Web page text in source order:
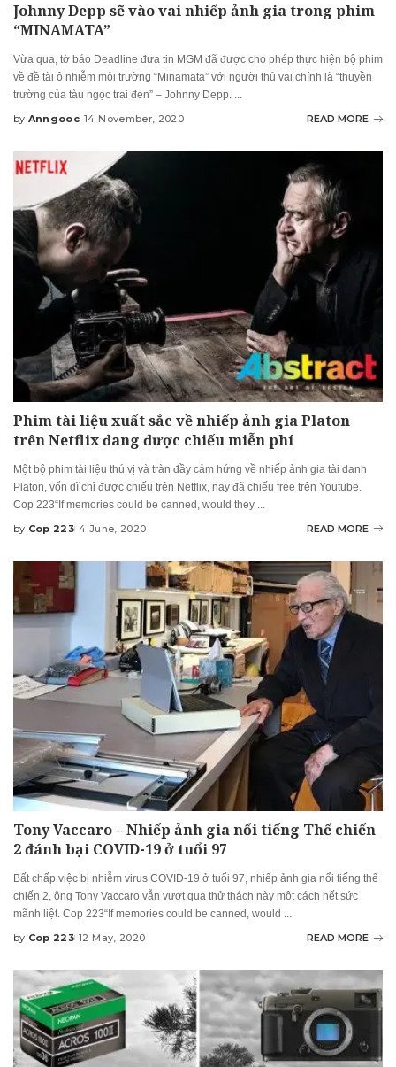
Johnny Depp sẽ vào vai nhiếp ảnh gia trong phim
“MINAMATA”
Vừa qua, tờ báo Deadline đưa tin MGM đã được cho phép thực hiện bộ phim
về đề tài ô nhiễm môi trường “Minamata” với người thủ vai chính là “thuyền
trường của tàu ngọc trai đen” – Johnny Depp. ...
Posted
by Anngooc 14 November, 2020 READ MORE
Phim tài liệu xuất sắc về nhiếp ảnh gia Platon
trên Netflix đang được chiếu miễn phí
Một bộ phim tài liệu thú vị và tràn đầy cảm hứng về nhiếp ảnh gia tài danh
Platon, vốn dĩ chỉ được chiếu trên Netflix, nay đã chiếu free trên Youtube.
Cop 223“If memories could be canned, would they
Posted
by Cop 223 4 June, 2020 READ MORE
Tony Vaccaro – Nhiếp ảnh gia nổi tiếng Thế chiến
2 đánh bại COVID-19 ở tuổi 97
Bất chấp việc bị nhiễm virus COVID-19 ở tuổi 97, nhiếp ảnh gia nổi tiếng thế
chiến 2, ông Tony Vaccaro vẫn vượt qua thử thách này một cách hết sức
mãnh liệt. Cop 223“If memories could be canned, would ...
Posted
by Cop 223 12 May, 2020 READ MORE